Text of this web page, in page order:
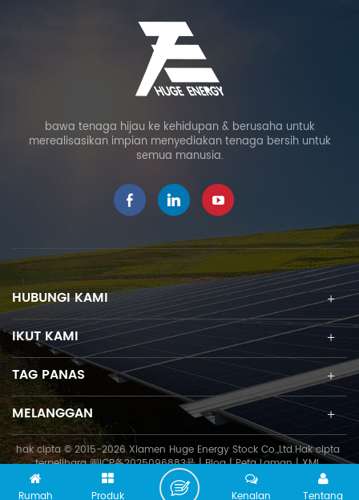
yang baik, kestabilan dan
dengan modul solar yang
pelbagai. Reka bentuk
struktur yang dipatenkan
pemasangan yang lebih
singkat untuk menjimatkan
bawa tenaga hijau ke kehidupan & berusaha untuk
merealisasikan impian menyediakan tenaga bersih untuk
semua manusia.
HUBUNGI KAMI
IKUT KAMI
TAG PANAS
MELANGGAN
hak cipta © 2015-2026 Xiamen Huge Energy Stock Co.,Ltd.Hak cipta
terpelihara闽ICP备2025096883号|Blog|Peta Laman|XML
Rumah Produk Tentang
Kenalan